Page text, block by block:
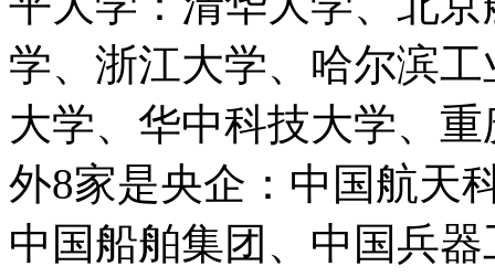
学、浙江大学、哈尔滨
大学、华中科技大学、
外8家是央企：中国航天
中国船舶集团、中国兵